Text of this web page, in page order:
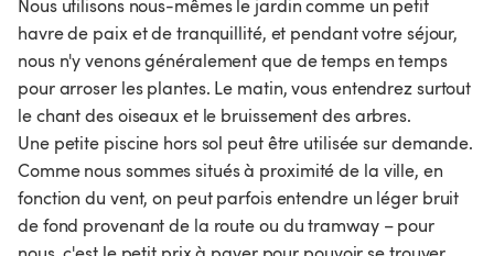
Nous utilisons nous-mêmes le jardin comme un petit
havre de paix et de tranquillité, et pendant votre séjour,
nous n'y venons généralement que de temps en temps
pour arroser les plantes. Le matin, vous entendrez surtout
le chant des oiseaux et le bruissement des arbres.
Une petite piscine hors sol peut être utilisée sur demande.
Comme nous sommes situés à proximité de la ville, en
fonction du vent, on peut parfois entendre un léger bruit
de fond provenant de la route ou du tramway – pour